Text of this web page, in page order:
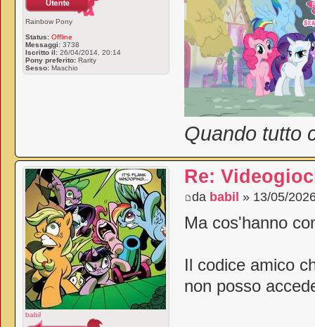
Quando tutto
Rainbow Pony
Status: Offline
Messaggi: 3738
Iscritto il: 26/04/2014, 20:14
Pony preferito: Rarity
Sesso: Maschio
Re:
da babil » 13/05/
Ma cos'hanno
Il codice amico
non posso
babil